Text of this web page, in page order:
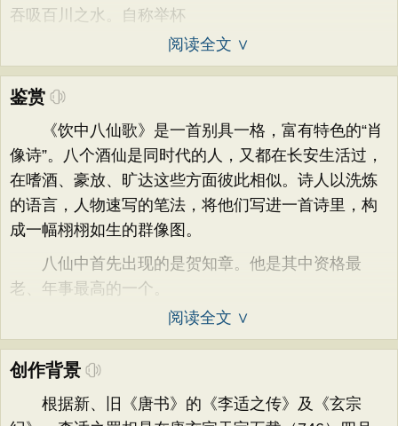
吞吸百川之水。自称举杯
阅读全文 ∨
鉴赏
《饮中八仙歌》是一首别具一格，富有特色的“肖
像诗”。八个酒仙是同时代的人，又都在长安生活过，
在嗜酒、豪放、旷达这些方面彼此相似。诗人以洗炼
的语言，人物速写的笔法，将他们写进一首诗里，构
成一幅栩栩如生的群像图。
八仙中首先出现的是贺知章。他是其中资格最
老、年事最高的一个。
阅读全文 ∨
创作背景
根据新、旧《唐书》的《李适之传》及《玄宗